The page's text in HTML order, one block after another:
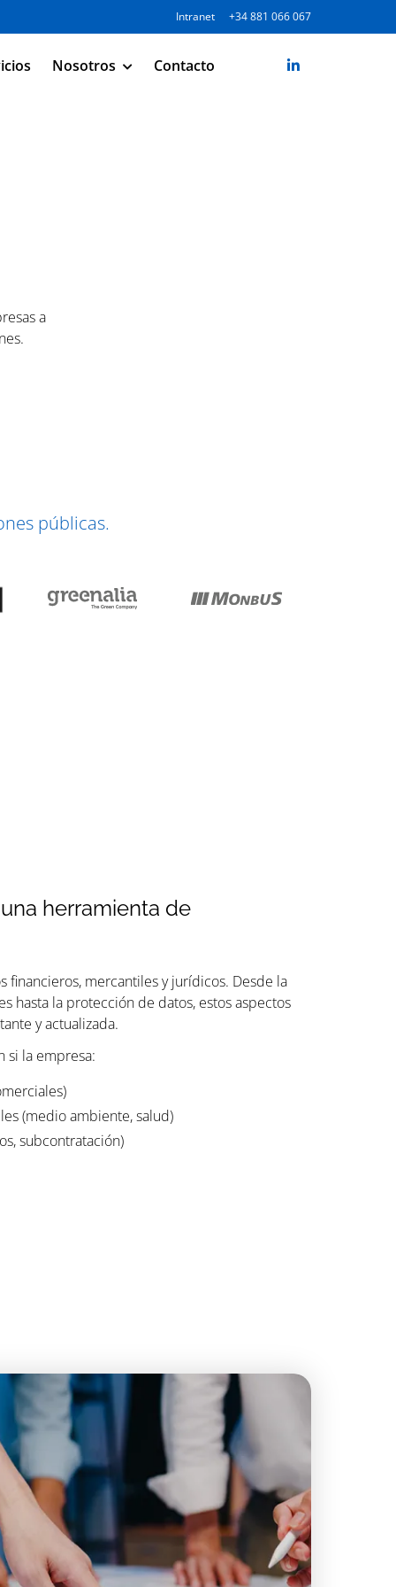
Intranet +34 881 066 067
Nosotros Contacto
a
públicas.
herramienta de
financieros, mercantiles y jurídicos. Desde la
hasta la protección de datos, estos aspectos
y actualizada.
si la empresa:
(medio ambiente, salud)
subcontratación)